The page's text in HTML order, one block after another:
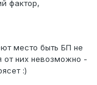
фактор,
место быть БП не
от них невозможно -
:)